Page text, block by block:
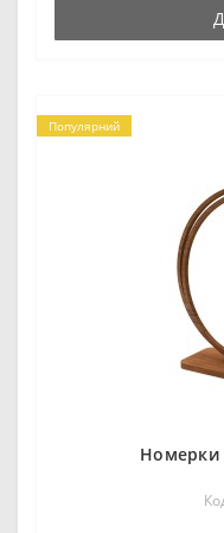
Популярний
Номерки